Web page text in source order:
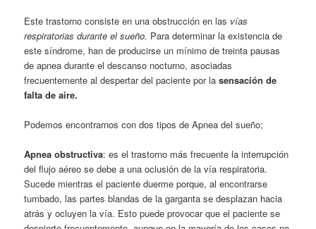
Este trastorno consiste en una obstrucción en las vías
respiratorias durante el sueño. Para determinar la existencia de
este síndrome, han de producirse un mínimo de treinta pausas
de apnea durante el descanso nocturno, asociadas
frecuentemente al despertar del paciente por lasensación de
falta de aire.
Podemos encontrarnos con dos tipos de Apnea del sueño;
Apnea obstructiva: es el trastorno más frecuente la interrupción
del flujo aéreo se debe a una oclusión de la vía respiratoria.
Sucede mientras el paciente duerme porque, al encontrarse
tumbado, las partes blandas de la garganta se desplazan hacia
atrás y ocluyen la vía. Esto puede provocar que el paciente se